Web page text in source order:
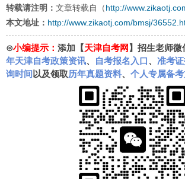
转载请注明： 文章转载自（ http://
本文地址： http://www.zikaotj.com/bmsj/
⊙小编提示： 添加【天津自考网 】招生老师
年天津自考政策资讯、 自考报名入口、 准考
询时间 以及领取历年真题资料、 个人专属备